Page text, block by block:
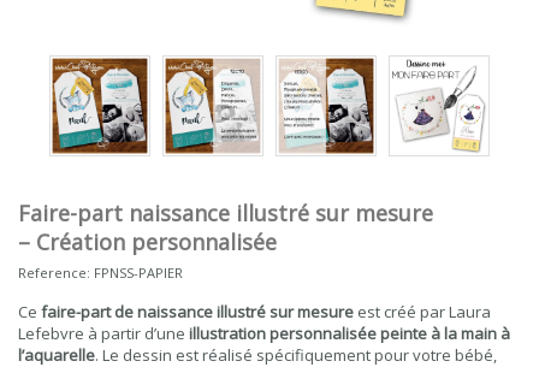
Faire-part naissance illustré sur mesure
– Création personnalisée
Reference: FPNSS-PAPIER
Ce faire-part de naissance illustré sur mesure est créé par Laura
Lefebvre à partir d’une illustration personnalisée peinte à la main à
l’aquarelle. Le dessin est réalisé spécifiquement pour votre bébé,